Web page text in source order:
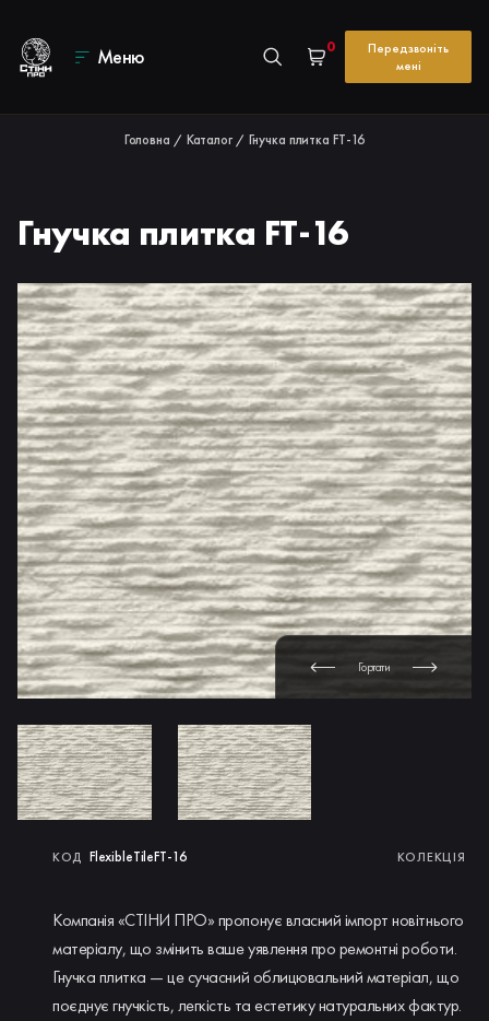
Меню 0
Передзвоніть
мені
Головна / Каталог/ Гнучка плитка FT-16
Гнучка плитка FT-16
Гортати
КОД FlexibleTileFT-16 КОЛЕКЦІЯ
Компанія «СТІНИ ПРО» пропонує власний імпорт новітнього
матеріалу, що змінить ваше уявлення про ремонтні роботи.
Гнучка плитка — це сучасний облицювальний матеріал, що
поєднує гнучкість, легкість та естетику натуральних фактур.